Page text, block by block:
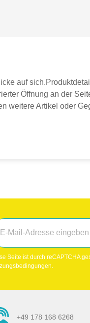
auf
Öffnung an der
weitere Artikel oder
Seite ist durch reCAPTCHA
+49 178 168 6268